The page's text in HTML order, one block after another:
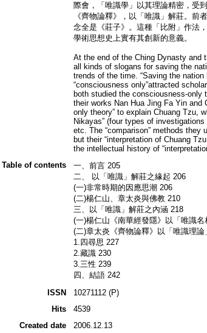
際會，「唯識學」以其理論精密，受
《齊物論釋》，以「唯識」解莊。前
念全是《莊子》。這種「比附」作法
學術思想史上實有其創新的意義。
At the end of the Ching Dynasty and
all kinds of slogans for saving the
trends of the time. “Saving the
“consciousness only”attracted
both studied the consciousness-only
their works Nan Hua Jing Fa Yin and
only theory” to explain Chuang Tzu,
Nikayas” (four types of
etc. The “comparison” methods
but their “interpretation of Chuang
the intellectual history of
Table of contents
一、前言 205
二、 以「唯識」解莊之緣起 206
(一)非常時期的因應思潮 206
(二)楊仁山、章太炎與佛教 210
三、以「唯識」解莊之內涵 218
(一)楊仁山《南華經發隱》以「唯識名
(二)章太炎《齊物論釋》以「唯識理論
1.四尋思 227
2.藏識 230
3.三性 239
四、結語 242
ISSN
10271112 (P)
Hits
4539
Created date
2006.12.13